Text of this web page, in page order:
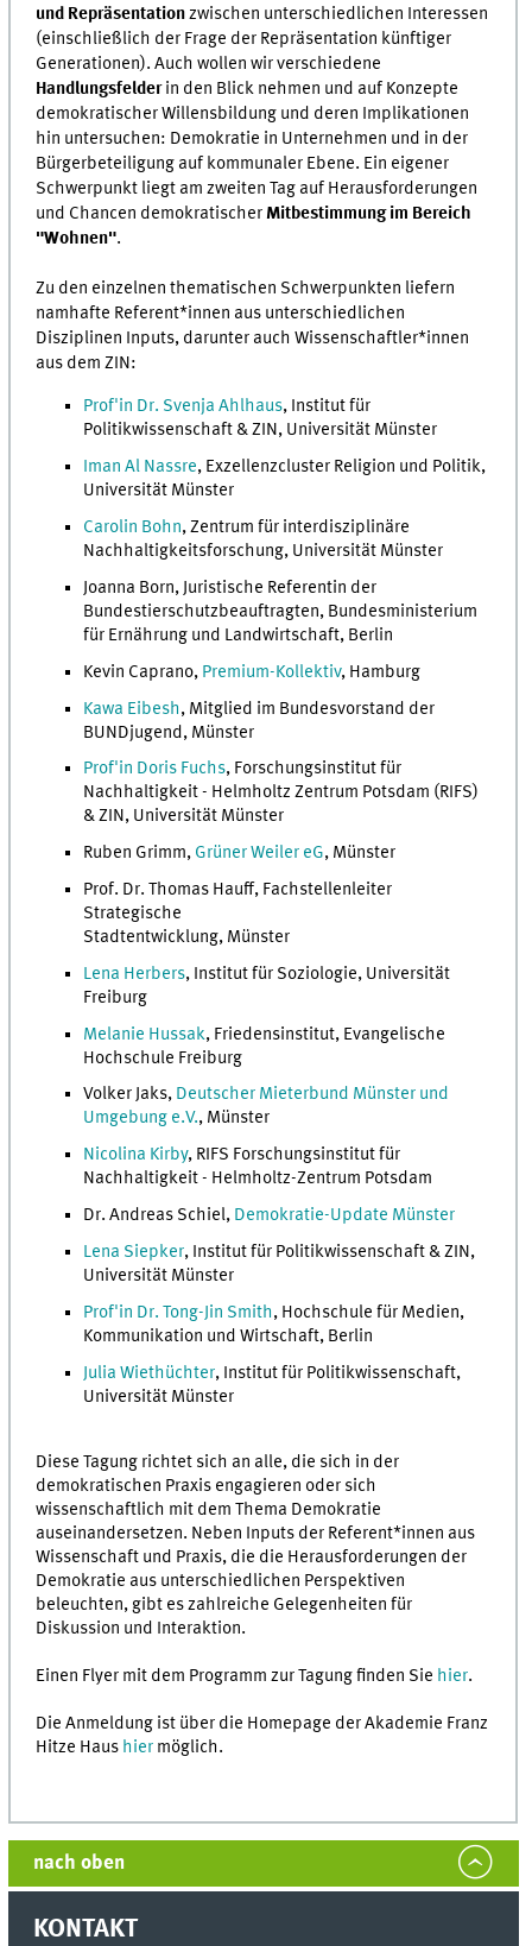
und Repräsentationzwischen unterschiedlichen Interessen
(einschließlich der Frage der Repräsentation künftiger
Generationen). Auch wollen wir verschiedene
Handlungsfelderin den Blick nehmen und auf Konzepte
demokratischer Willensbildung und deren Implikationen
hin untersuchen: Demokratie in Unternehmen und in der
Bürgerbeteiligung auf kommunaler Ebene. Ein eigener
Schwerpunkt liegt am zweiten Tag auf Herausforderungen
und Chancen demokratischerMitbestimmung im Bereich
"Wohnen".
Zu den einzelnen thematischen Schwerpunkten liefern
namhafte Referent*innen aus unterschiedlichen
Disziplinen Inputs, darunter auch Wissenschaftler*innen
aus dem ZIN:
Prof'in Dr. Svenja Ahlhaus, Institut für
Politikwissenschaft & ZIN, Universität Münster
Iman Al Nassre, Exzellenzcluster Religion und Politik,
Universität Münster
Carolin Bohn, Zentrum für interdisziplinäre
Nachhaltigkeitsforschung, Universität Münster
Joanna Born, Juristische Referentin der
Bundestierschutzbeauftragten, Bundesministerium
für Ernährung und Landwirtschaft, Berlin
Kevin Caprano, Premium-Kollektiv, Hamburg
Kawa Eibesh, Mitglied im Bundesvorstand der
BUNDjugend, Münster
Prof'in Doris Fuchs, Forschungsinstitut für
Nachhaltigkeit - Helmholtz Zentrum Potsdam (RIFS)
& ZIN, Universität Münster
Ruben Grimm, Grüner Weiler eG, Münster
Prof. Dr. Thomas Hauff, Fachstellenleiter
Strategische
Stadtentwicklung, Münster
Lena Herbers, Institut für Soziologie, Universität
Freiburg
Melanie Hussak, Friedensinstitut, Evangelische
Hochschule Freiburg
Volker Jaks, Deutscher Mieterbund Münster und
Umgebung e.V., Münster
Nicolina Kirby, RIFS Forschungsinstitut für
Nachhaltigkeit - Helmholtz-Zentrum Potsdam
Dr. Andreas Schiel, Demokratie-Update Münster
Lena Siepker, Institut für Politikwissenschaft & ZIN,
Universität Münster
Prof'in Dr. Tong-Jin Smith, Hochschule für Medien,
Kommunikation und Wirtschaft, Berlin
Julia Wiethüchter, Institut für Politikwissenschaft,
Universität Münster
Diese Tagung richtet sich an alle, die sich in der
demokratischen Praxis engagieren oder sich
wissenschaftlich mit dem Thema Demokratie
auseinandersetzen. Neben Inputs der Referent*innen aus
Wissenschaft und Praxis, die die Herausforderungen der
Demokratie aus unterschiedlichen Perspektiven
beleuchten, gibt es zahlreiche Gelegenheiten für
Diskussion und Interaktion.
Einen Flyer mit dem Programm zur Tagung finden Sie hier.
Die Anmeldung ist über die Homepage der Akademie Franz
Hitze Haus hier möglich.
nach oben
KONTAKT